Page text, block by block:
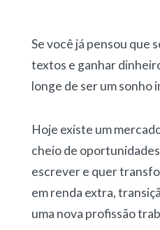
Se você já pensou que
textos e ganhar
longe de ser um sonho
Hoje existe um
cheio de
escrever e quer
em renda extra,
uma nova profissão